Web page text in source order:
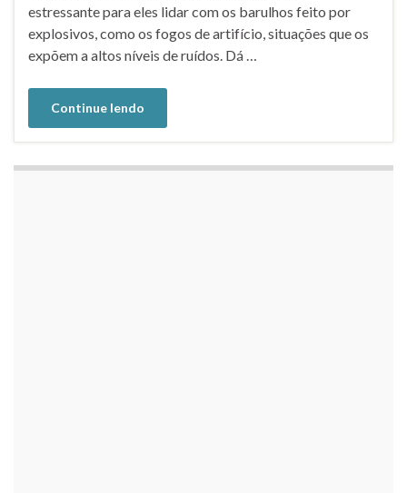
estressante para eles lidar com os barulhos feito por
explosivos, como os fogos de artifício, situações que os
expõem a altos níveis de ruídos. Dá …
Continue lendo